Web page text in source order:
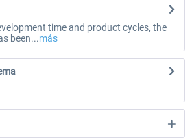
time and product cycles, the
been...más